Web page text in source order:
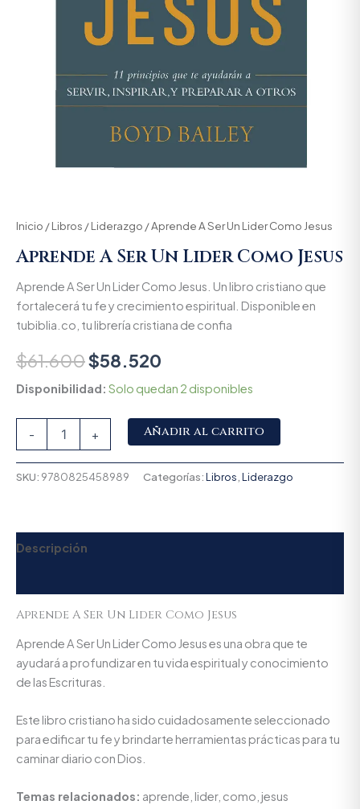
Inicio /Libros /Liderazgo / Aprende A Ser Un Lider Como Jesus
Aprende A Ser Un Lider Como Jesus
Aprende A Ser Un Lider Como Jesus. Un libro cristiano que
fortalecerá tu fe y crecimiento espiritual. Disponible en
tubiblia.co, tu librería cristiana de confia
$61.600$58.520
Disponibilidad: Solo quedan 2 disponibles
- + Añadir al carrito
SKU: 9780825458989 Categorías:Libros Liderazgo
Descripción
Aprende A Ser Un Lider Como Jesus
Aprende A Ser Un Lider Como Jesus es una obra que te
ayudará a profundizar en tu vida espiritual y conocimiento
de las Escrituras.
Este libro cristiano ha sido cuidadosamente seleccionado
para edificar tu fe y brindarte herramientas prácticas para tu
caminar diario con Dios.
Temas relacionados: aprende, lider, como, jesus